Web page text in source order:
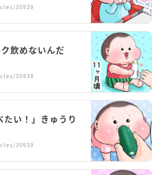
30929
飲めないんだ
30938
たい！」きゅうり
30939